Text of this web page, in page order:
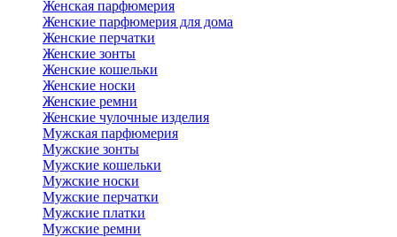
Женская парфюмерия
Женские парфюмерия для дома
Женские перчатки
Женские зонты
Женские кошельки
Женские носки
Женские ремни
Женские чулочные изделия
Мужская парфюмерия
Мужские зонты
Мужские кошельки
Мужские носки
Мужские перчатки
Мужские платки
Мужские ремни